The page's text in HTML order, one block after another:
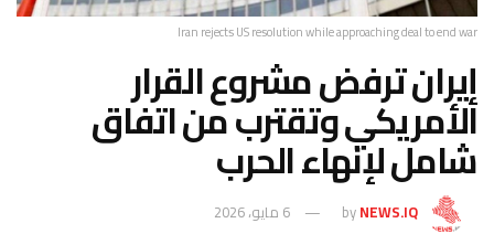
Iran rejects US resolution while approaching deal to end war
إيران ترفض مشروع القرار
الأمريكي وتقترب من اتفاق
شامل لإنهاء الحرب
byNEWS.IQ 6 مايو، 2026